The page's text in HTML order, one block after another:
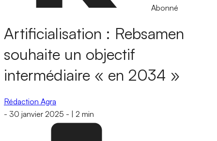
Abonné
Artificialisation : Rebsamen
souhaite un objectif
intermédiaire « en 2034 »
Rédaction Agra
- 30 janvier 2025 - 2 min